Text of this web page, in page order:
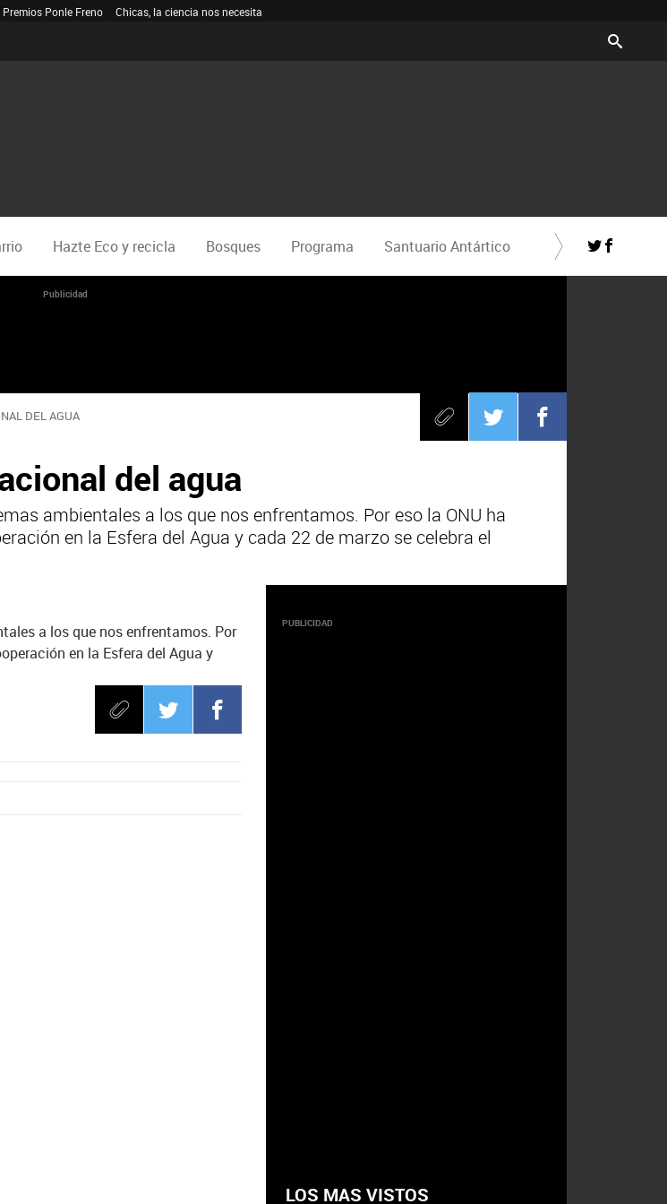
Premios Ponle Freno Chicas, la ciencia nos necesita
Hazte Eco y recicla Bosques Programa Santuario Antártico
Publicidad
DEL AGUA
del agua
ambientales a los que nos enfrentamos. Por eso la ONU ha
en la Esfera del Agua y cada 22 de marzo se celebra el
a los que nos enfrentamos. Por
en la Esfera del Agua y
PUBLICIDAD
LOS MAS VISTOS